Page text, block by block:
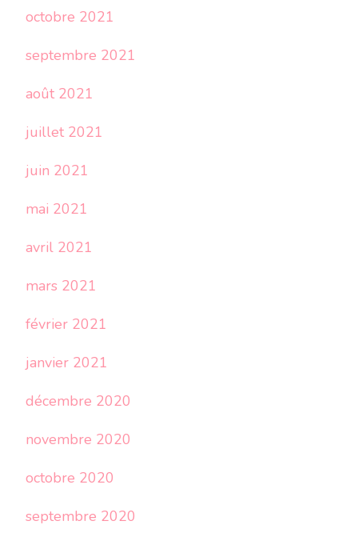
octobre 2021
septembre 2021
août 2021
juillet 2021
juin 2021
mai 2021
avril 2021
mars 2021
février 2021
janvier 2021
décembre 2020
novembre 2020
octobre 2020
septembre 2020